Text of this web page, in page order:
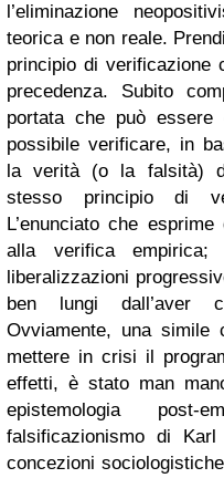
l’eliminazione
teorica e non reale.
principio di verificazione
precedenza. Subito
portata che può
possibile verificare, in
la verità (o la falsità)
stesso principio di
L’enunciato che
alla verifica
liberalizzazioni
ben lungi dall’aver
Ovviamente, una simile
mettere in crisi il
effetti, è stato man
epistemologia
falsificazionismo di
concezioni